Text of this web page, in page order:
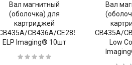
Вал магнитный
(оболочка) для
картриджей
CB436A/CE285A/CE278A
ELP Imaging® 10шт
Вал
CB435A/
Low